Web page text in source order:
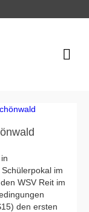
im
WSV Reit im
den ersten